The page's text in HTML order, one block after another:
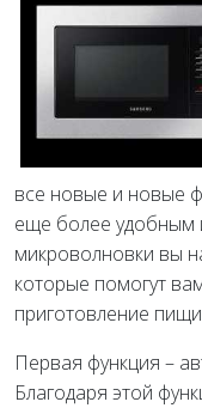
все новые и новые
еще более удобным
микроволновки вы
которые помогут
приготовление
Первая функция –
Благодаря этой